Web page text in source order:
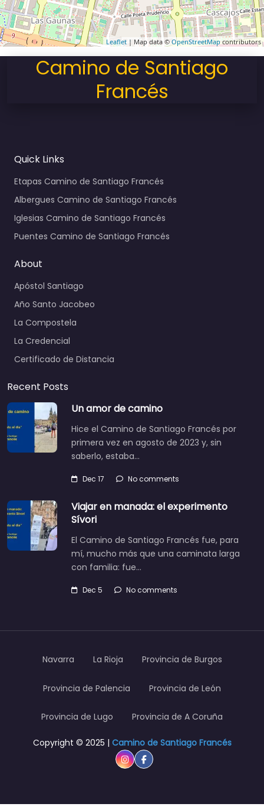
Leaflet | Map data ©OpenStreetMap contributors
Camino de Santiago
Francés
Quick Links
Etapas Camino de Santiago Francés
Albergues Camino de Santiago Francés
Iglesias Camino de Santiago Francés
Puentes Camino de Santiago Francés
About
Apóstol Santiago
Año Santo Jacobeo
La Compostela
La Credencial
Certificado de Distancia
Recent Posts
Un amor de camino
Hice el Camino de Santiago Francés por
primera vez en agosto de 2023 y, sin
saberlo, estaba…
Dec 17 No comments
Viajar en manada: el experimento
Sívori
El Camino de Santiago Francés fue, para
mí, mucho más que una caminata larga
con familia: fue…
Dec 5 No comments
Navarra La Rioja Provincia de Burgos
Provincia de Palencia Provincia de León
Provincia de Lugo Provincia de A Coruña
Copyright © 2025 | Camino de Santiago Francés